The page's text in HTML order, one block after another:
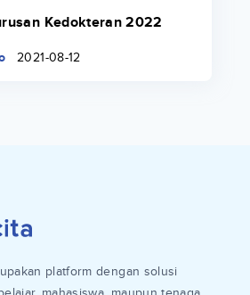
Kedokteran 2022
2021-08-12
platform dengan solusi